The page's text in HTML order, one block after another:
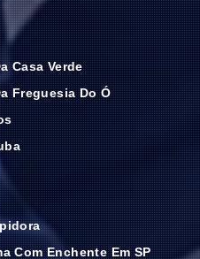
Casa Verde
Freguesia Do Ó
Com Enchente Em SP